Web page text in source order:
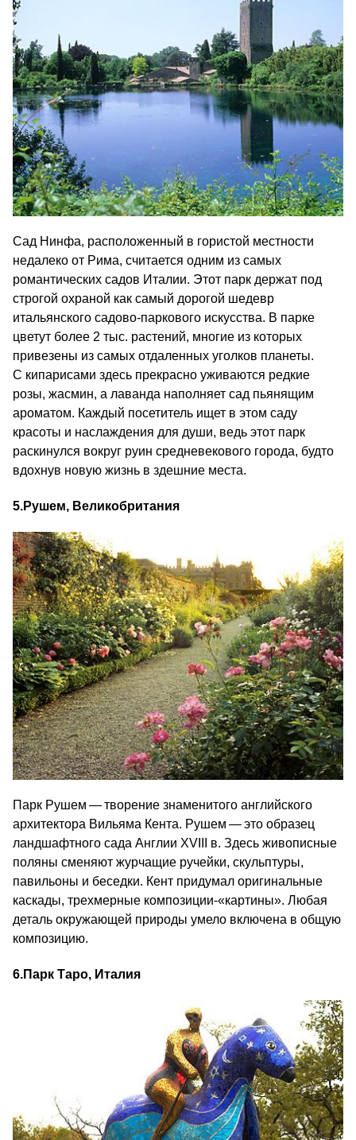
Сад Нинфа, расположенный в гористой местности
недалеко от Рима, считается одним из самых
романтических садов Италии. Этот парк держат под
строгой охраной как самый дорогой шедевр
итальянского садово-паркового искусства. В парке
цветут более 2 тыс. растений, многие из которых
привезены из самых отдаленных уголков планеты.
С кипарисами здесь прекрасно уживаются редкие
розы, жасмин, а лаванда наполняет сад пьянящим
ароматом. Каждый посетитель ищет в этом саду
красоты и наслаждения для души, ведь этот парк
раскинулся вокруг руин средневекового города, будто
вдохнув новую жизнь в здешние места.
5.Рушем, Великобритания
Парк Рушем — творение знаменитого английского
архитектора Вильяма Кента. Рушем — это образец
ландшафтного сада Англии XVIII в. Здесь живописные
поляны сменяют журчащие ручейки, скульптуры,
павильоны и беседки. Кент придумал оригинальные
каскады, трехмерные композиции-«картины». Любая
деталь окружающей природы умело включена в общую
композицию.
6.Парк Таро, Италия